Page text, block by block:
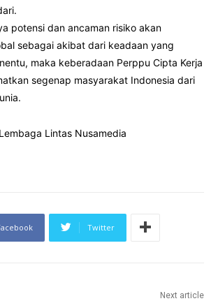
potensi dan ancaman risiko akan
sebagai akibat dari keadaan yang
maka keberadaan Perppu Cipta Kerja
segenap masyarakat Indonesia dari
Lintas Nusamedia
Twitter
Next article